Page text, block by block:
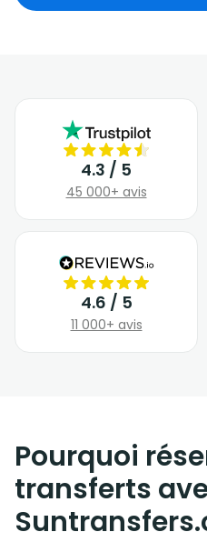
4.3 / 5
45 000+ avis
4.6 / 5
11 000+ avis
Pourquoi
transferts